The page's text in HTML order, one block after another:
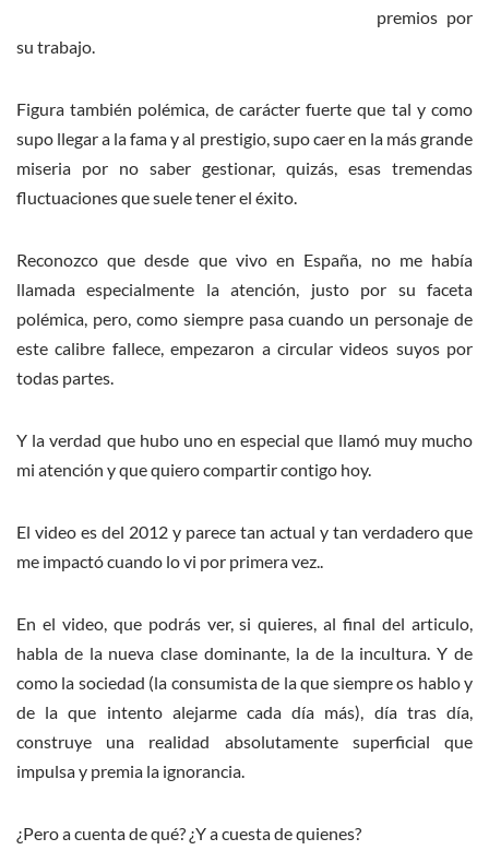
premios por
su trabajo.
Figura también polémica, de carácter fuerte que tal y como
supo llegar a la fama y al prestigio, supo caer en la más grande
miseria por no saber gestionar, quizás, esas tremendas
fluctuaciones que suele tener el éxito.
Reconozco que desde que vivo en España, no me había
llamada especialmente la atención, justo por su faceta
polémica, pero, como siempre pasa cuando un personaje de
este calibre fallece, empezaron a circular videos suyos por
todas partes.
Y la verdad que hubo uno en especial que llamó muy mucho
mi atención y que quiero compartir contigo hoy.
El video es del 2012 y parece tan actual y tan verdadero que
me impactó cuando lo vi por primera vez..
En el video, que podrás ver, si quieres, al final del articulo,
habla de la nueva clase dominante, la de la incultura. Y de
como la sociedad (la consumista de la que siempre os hablo y
de la que intento alejarme cada día más), día tras día,
construye una realidad absolutamente superficial que
impulsa y premia la ignorancia.
¿Pero a cuenta de qué? ¿Y a cuesta de quienes?